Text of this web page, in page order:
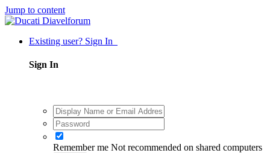
Jump to content
Existing user? Sign In
Sign In
Remember me Not recommended on shared computers